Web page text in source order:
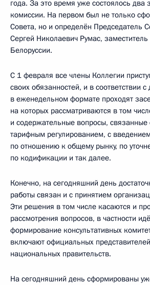
года. За это время уже состоялось два
комиссии. На первом был не только
Совета, но и определён Председатель
Сергей Николаевич Румас,
Белоруссии.
С 1 февраля все члены Коллегии
своих обязанностей, и в соответствии
в еженедельном формате проходят
на которых рассматриваются в том
и содержательные вопросы,
тарифным регулированием, с
по отношению к общему рынку, по
по кодификации и так далее.
Конечно, на сегодняшний день
работы связан и с принятием
Эти решения в том числе касаются и
рассмотрения вопросов, в частности
формирование консультативных
включают официальных
национальных правительств.
На сегодняшний день сформированы